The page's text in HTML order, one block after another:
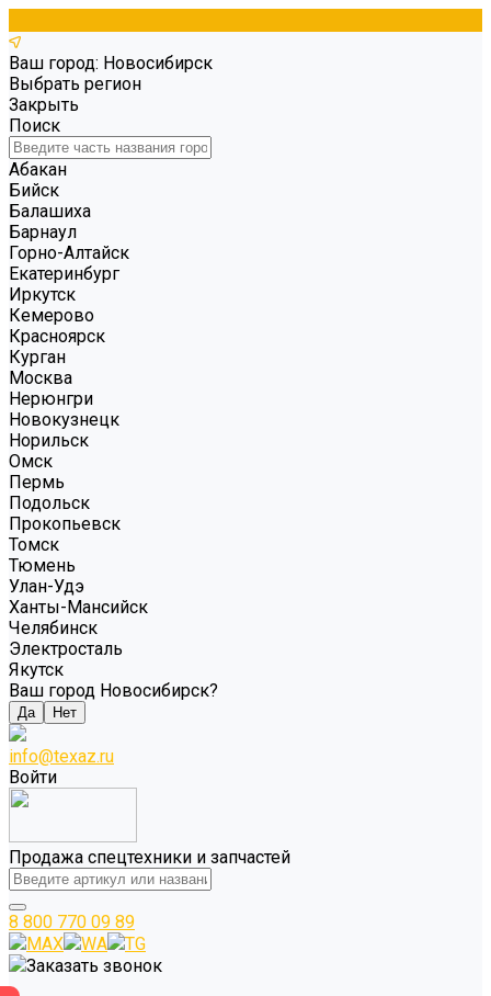
Ваш город: Новосибирск
Выбрать регион
Закрыть
Поиск
Абакан
Бийск
Балашиха
Барнаул
Горно-Алтайск
Екатеринбург
Иркутск
Кемерово
Красноярск
Курган
Москва
Нерюнгри
Новокузнецк
Норильск
Омск
Пермь
Подольск
Прокопьевск
Томск
Тюмень
Улан-Удэ
Ханты-Мансийск
Челябинск
Электросталь
Якутск
Ваш город Новосибирск?
Да Нет
info@texaz.ru
Войти
Продажа спецтехники и запчастей
8 800 770 09 89
MAX
WA
TG
Заказать звонок